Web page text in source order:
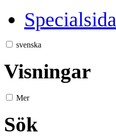
Specialsida
svenska
Visningar
Mer
Sök